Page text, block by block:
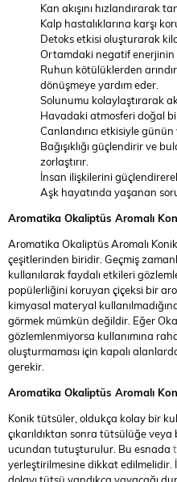
Kan akışını hızlandırarak
Kalp hastalıklarına karşı
Detoks etkisi oluşturarak
Ortamdaki negatif enerjinin
Ruhun kötülüklerden
dönüşmeye yardım eder.
Solunumu kolaylaştırarak
Havadaki atmosferi doğal
Canlandırıcı etkisiyle
Bağışıklığı güçlendirir ve
zorlaştırır.
İnsan ilişkilerini
Aşk hayatında yaşanan
Aromatika Okaliptüs Aromalı
Aromatika Okaliptüs Aromalı
çeşitlerinden biridir. Geçmiş
kullanılarak faydalı etkileri
popülerliğini koruyan çiçeksi bir
kimyasal materyal
görmek mümkün değildir. Eğer
gözlemlenmiyorsa kullanımına
oluşturmaması için kapalı
gerekir.
Aromatika Okaliptüs Aromalı
Konik tütsüler, oldukça kolay bir
çıkarıldıktan sonra tütsülüğe
ucundan tutuşturulur. Bu esnada
yerleştirilmesine dikkat